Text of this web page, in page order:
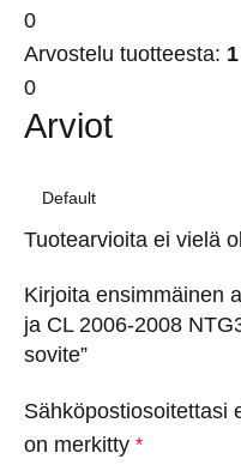
0
Arvostelu tuotteesta: 1
0
Arviot
Tuotearvioita ei vielä
Kirjoita ensimmäinen
ja CL 2006-2008
sovite”
Sähköpostiosoitettasi
on merkitty *